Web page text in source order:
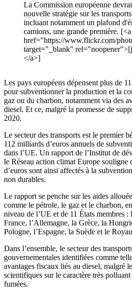
La Commission européenne
nouvelle stratégie sur les
incluant notamment un plafond
camions, une grande première. [<a
href="https://www.flickr.com/
target="_blank"
</a>]
Les pays européens dépensent plus de
pour subventionner la production et la
gaz ou du charbon, notamment via des
diesel. Et ce, malgré la promesse de
2020.
Le secteur des transports est le premier
112 milliards d’euros annuels de
dans l’UE. Un rapport de l’Institut de
le Réseau action climat Europe souligne
d’euros sont ainsi affectés à la
non durables.
Le rapport se penche sur les aides
comme le pétrole, le gaz et le charbon,
niveau de l’UE et de 11 États membres
France, l’Allemagne, la Grèce, la
Pologne, l’Espagne, la Suède et le
Dans l’ensemble, le secteur des
gouvernementales identifiées comme
avantages fiscaux liés au diesel, malgré
scientifiques sur le caractère très
fumées.